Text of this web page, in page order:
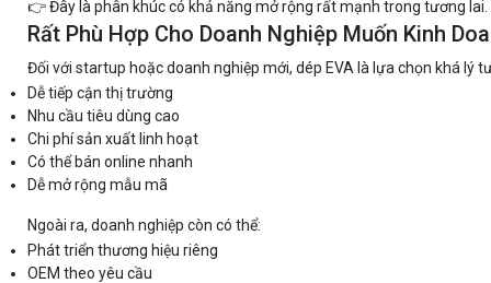
👉 Đây là phân khúc có khả năng mở rộng rất mạnh trong tương lai.
Rất Phù Hợp Cho Doanh Nghiệp Muốn Kinh
Đối với startup hoặc doanh nghiệp mới, dép EVA là lựa chọn khá lý
Dễ tiếp cận thị trường
Nhu cầu tiêu dùng cao
Chi phí sản xuất linh hoạt
Có thể bán online nhanh
Dễ mở rộng mẫu mã
Ngoài ra, doanh nghiệp còn có thể:
Phát triển thương hiệu riêng
OEM theo yêu cầu